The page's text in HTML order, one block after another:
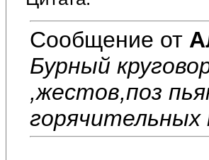
Сообщение от
Бурный
,жестов,поз
горячительных